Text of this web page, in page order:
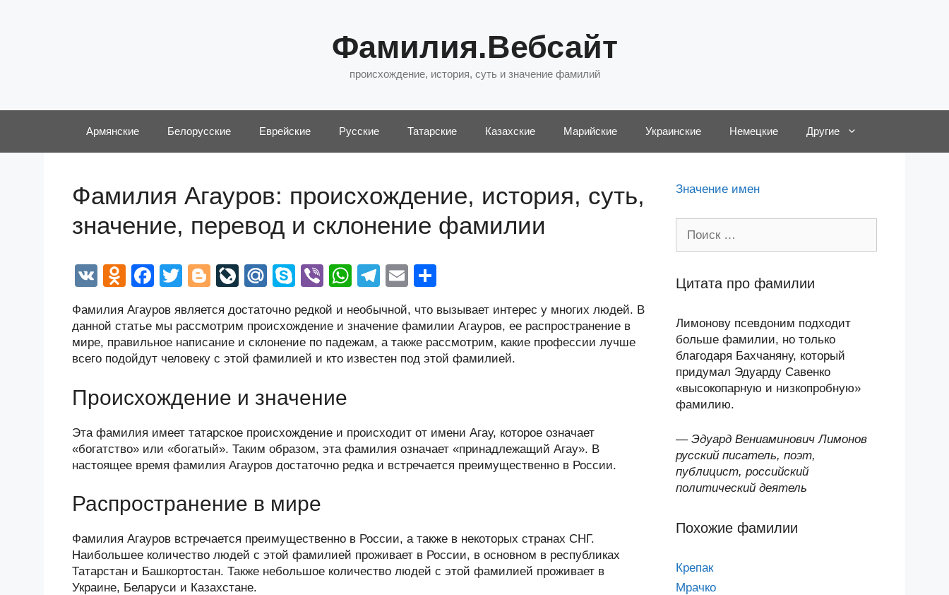
Фамилия.Вебсайт
происхождение, история, суть и значение фамилий
Армянские Белорусские Еврейские Русские Татарские Казахские Марийские Украинские Немецкие Другие
Фамилия Агауров: происхождение, история, суть,
значение, перевод и склонение фамилии
V
O
n
o
kl
a
ss
ni
ki
F
c
e
b
o
o
k
T
tt
er
Bl
g
g
er
Li
e
J
o
ur
n
al
M
.R
u
S
p
e
Vi
b
er
W
at
s
A
T
e
gr
a
E
ail р
а
в
Фамилия Агауров является достаточно редкой и необычной, что вызывает интерес у многих людей. В
данной статье мы рассмотрим происхождение и значение фамилии Агауров, ее распространение в
мире, правильное написание и склонение по падежам, а также рассмотрим, какие профессии лучше
всего подойдут человеку с этой фамилией и кто известен под этой фамилией.
Происхождение и значение
Эта фамилия имеет татарское происхождение и происходит от имени Агау, которое означает
«богатство» или «богатый». Таким образом, эта фамилия означает «принадлежащий Агау». В
настоящее время фамилия Агауров достаточно редка и встречается преимущественно в России.
Распространение в мире
Фамилия Агауров встречается преимущественно в России, а также в некоторых странах СНГ.
Наибольшее количество людей с этой фамилией проживает в России, в основном в республиках
Татарстан и Башкортостан. Также небольшое количество людей с этой фамилией проживает в
Украине, Беларуси и Казахстане.
Значение имен
Цитата про фамилии
Лимонову псевдоним подходит
больше фамилии, но только
благодаря Бахчаняну, который
придумал Эдуарду Савенко
«высокопарную и низкопробную»
фамилию.
— Эдуард Вениаминович Лимонов
русский писатель, поэт,
публицист, российский
политический деятель
Похожие фамилии
Крепак
Мрачко